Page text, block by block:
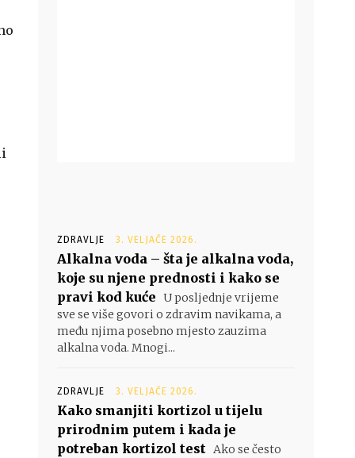
ZDRAVLJE 3. VELJAČE 2026.
Alkalna voda – šta je alkalna voda,
koje su njene prednosti i kako se
pravi kod kuće U posljednje vrijeme
sve se više govori o zdravim navikama, a
među njima posebno mjesto zauzima
alkalna voda. Mnogi...
ZDRAVLJE 3. VELJAČE 2026.
Kako smanjiti kortizol u tijelu
prirodnim putem i kada je
potreban kortizol test Ako se često